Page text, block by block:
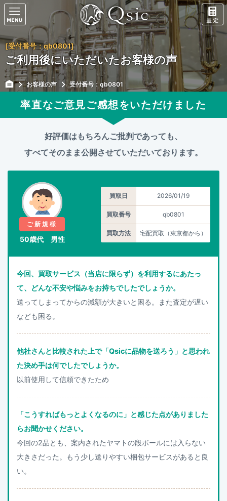
[受付番号：qb0801]
ご利用後にいただいたお客様の声
お客様の声 受付番号：qb0801
率直なご意見ご感想をいただけました
好評価はもちろんご批判であっても、
すべてそのまま公開させていただいております。
ご新規様
50歳代 男性
買取日 2026/01/19
買取番号 qb0801
買取方法 宅配買取（東京都から）
今回、買取サービス（当店に限らず）を利用するにあたっ
て、どんな不安や悩みをお持ちでしたでしょうか。
送ってしまってからの減額が大きいと困る。また査定が遅い
なども困る。
他社さんと比較された上で「Qsicに品物を送ろう」と思われ
た決め手は何でしたでしょうか。
以前使用して信頼できたため
「こうすればもっとよくなるのに」と感じた点がありました
らお聞かせください。
今回の2品とも、案内されたヤマトの段ボールには入らない
大きさだった。もう少し送りやすい梱包サービスがあると良
い。